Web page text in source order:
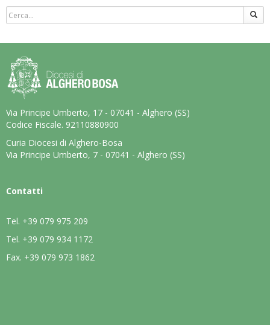
Via Principe Umberto, 17 - 07041 - Alghero (SS)
Codice Fiscale. 92110880900
Curia Diocesi di Alghero-Bosa
Via Principe Umberto, 7 - 07041 - Alghero (SS)
Contatti
Tel. +39 079 975 209
Tel. +39 079 934 1172
Fax. +39 079 973 1862